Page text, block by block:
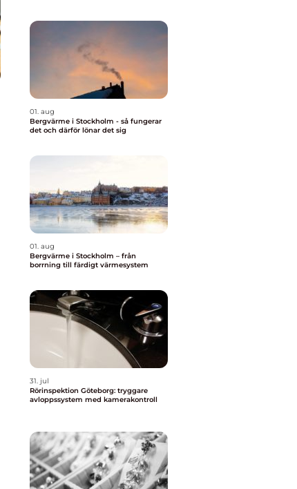
01. aug
Bergvärme i Stockholm - så fungerar
det och därför lönar det sig
01. aug
Bergvärme i Stockholm – från
borrning till färdigt värmesystem
31. jul
Rörinspektion Göteborg: tryggare
avloppssystem med kamerakontroll